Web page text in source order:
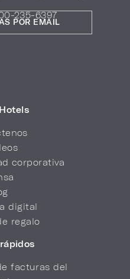
235-6397
corporativa
digital
regalo
facturas del
POR EMAIL